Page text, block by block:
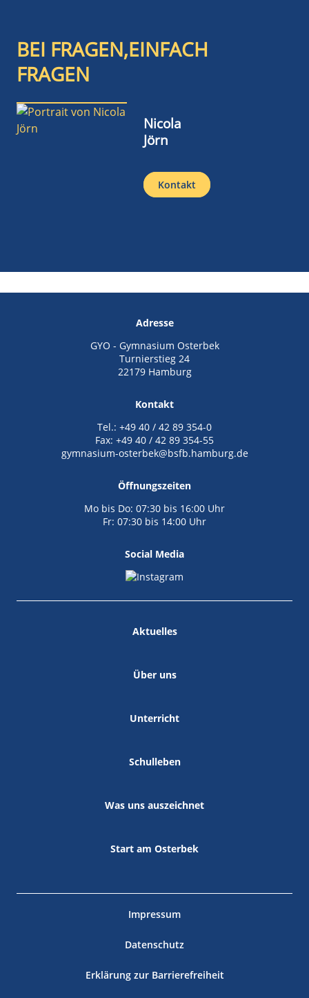
BEI FRAGEN,EINFACH
FRAGEN
Nicola
Jörn
Kontakt
Adresse
GYO - Gymnasium Osterbek
Turnierstieg 24
22179 Hamburg
Kontakt
Tel.: +49 40 / 42 89 354-0
Fax: +49 40 / 42 89 354-55
gymnasium-osterbek@bsfb.hamburg.de
Öffnungszeiten
Mo bis Do: 07:30 bis 16:00 Uhr
Fr: 07:30 bis 14:00 Uhr
Social Media
Aktuelles
Über uns
Unterricht
Schulleben
Was uns auszeichnet
Start am Osterbek
Impressum
Datenschutz
Erklärung zur Barrierefreiheit